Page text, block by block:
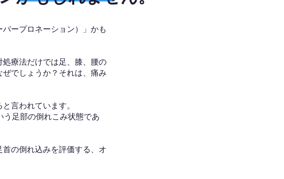
ープロネーション）」かも
療法だけでは足、膝、腰の
でしょうか？それは、痛み
言われています。
う足部の倒れこみ状態であ
の倒れ込みを評価する、オ